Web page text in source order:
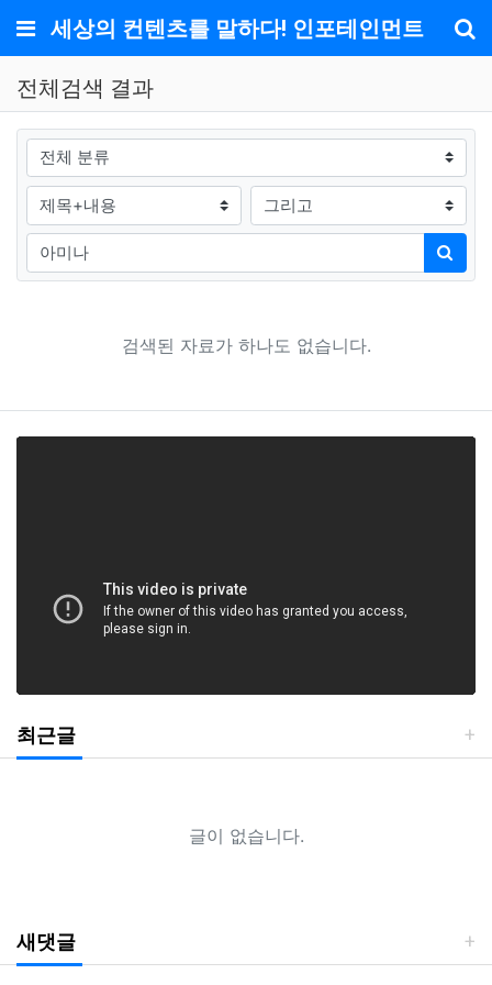
메뉴
세상의 컨텐츠를 말하다! 인포테인먼트
전체검색 결과
그룹
검색조건 검색방법
검색어
검색
검색된 자료가 하나도 없습니다.
최근글
글이 없습니다.
새댓글